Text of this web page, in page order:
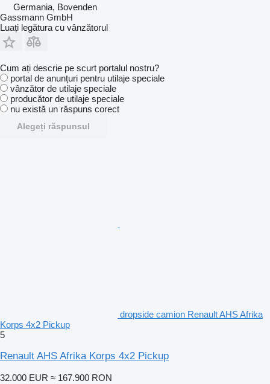
Germania, Bovenden
Gassmann GmbH
Luați legătura cu vânzătorul
Cum ați descrie pe scurt portalul nostru?
portal de anunțuri pentru utilaje speciale
vânzător de utilaje speciale
producător de utilaje speciale
nu există un răspuns corect
Alegeți răspunsul
dropside camion Renault AHS Afrika
Korps 4x2 Pickup
5
Renault AHS Afrika Korps 4x2 Pickup
32.000 EUR ≈ 167.900 RON